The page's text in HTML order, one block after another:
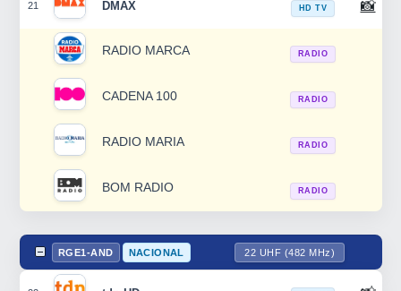
21 DMAX HD TV 📸
RADIO MARCA RADIO
CADENA 100 RADIO
RADIO MARIA RADIO
BOM RADIO RADIO
RGE1-AND NACIONAL 22 UHF (482 MHz)